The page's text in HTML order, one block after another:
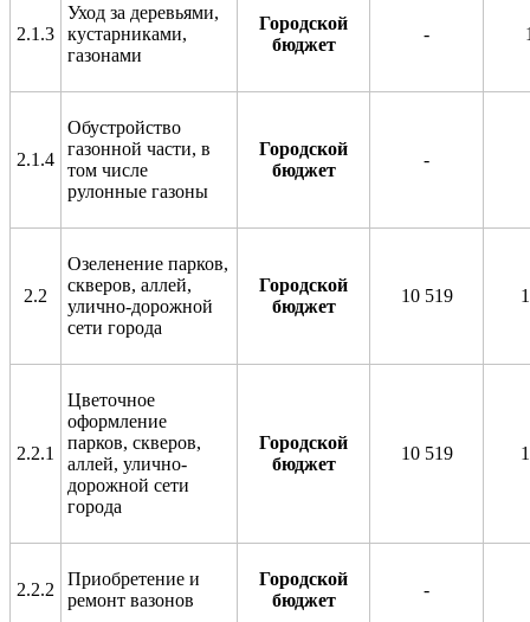
2.1.3
Уход за деревьями,
кустарниками,
газонами
Городской
бюджет
-
2.1.4
Обустройство
газонной части, в
том числе
рулонные газоны
Городской
бюджет
-
2.2
Озеленение парков,
скверов, аллей,
улично-дорожной
сети города
Городской
бюджет
10 519
2.2.1
Цветочное
оформление
парков, скверов,
аллей, улично-
дорожной сети
города
Городской
бюджет
10 519
2.2.2
Приобретение и
ремонт вазонов
Городской
бюджет
-